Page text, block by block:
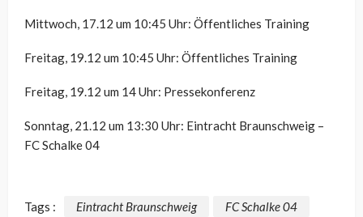
Mittwoch, 17.12 um 10:45 Uhr: Öffentliches Training
Freitag, 19.12 um 10:45 Uhr: Öffentliches Training
Freitag, 19.12 um 14 Uhr: Pressekonferenz
Sonntag, 21.12 um 13:30 Uhr: Eintracht Braunschweig –
FC Schalke 04
Tags : Eintracht Braunschweig FC Schalke 04